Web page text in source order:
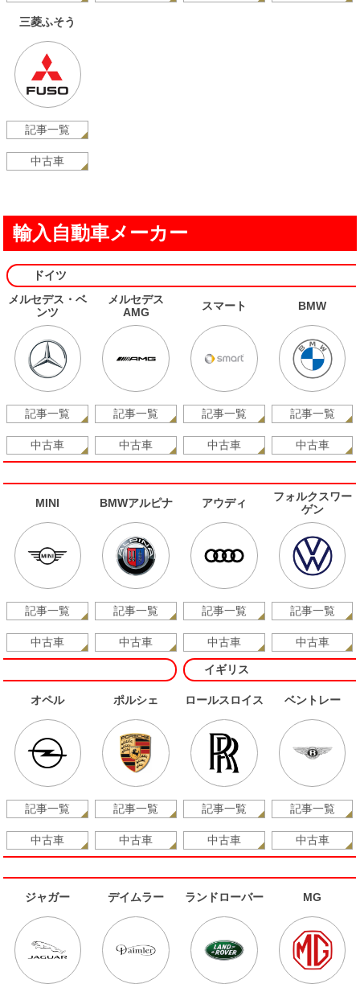
三菱ふそう
記事一覧
中古車
輸入自動車メーカー
ドイツ
メルセデス・ベ
ンツ
記事一覧
中古車
メルセデス
AMG
記事一覧
中古車
スマート
記事一覧
中古車
BMW
記事一覧
中古車
MINI
記事一覧
中古車
BMWアルピナ
記事一覧
中古車
アウディ
記事一覧
中古車
フォルクスワー
ゲン
記事一覧
中古車
オペル
記事一覧
中古車
ポルシェ
記事一覧
中古車
イギリス
ロールスロイス
記事一覧
中古車
ベントレー
記事一覧
中古車
ジャガー デイムラー ランドローバー MG